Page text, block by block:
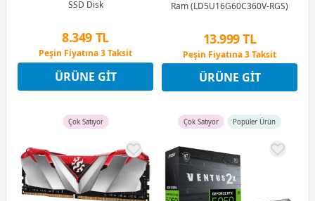
SSD Disk
8.349 TL
Peşin Fiyatına 3 Taksit
12 Ay x 982 TL taksitle
Peşin Fiyatına 3 Taksit
ÜRÜNE GIT
Ram (LD5U16G60C360V-RGS)
13.999 TL
Peşin Fiyatına 3 Taksit
12 Ay x 1.647 TL taksitle
Peşin Fiyatına 3 Taksit
ÜRÜNE GIT
Çok Satıyor Çok Satıyor Popüler Ürün